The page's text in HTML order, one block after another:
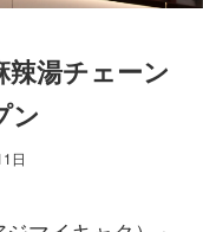
辣湯チェーン
ン
日